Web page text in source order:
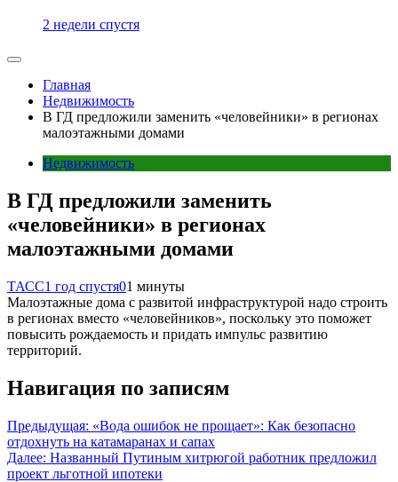
2 недели спустя
Главная
Недвижимость
В ГД предложили заменить «человейники» в регионах
малоэтажными домами
Недвижимость
В ГД предложили заменить
«человейники» в регионах
малоэтажными домами
ТАСС1 год спустя01 минуты
Малоэтажные дома с развитой инфраструктурой надо строить
в регионах вместо «человейников», поскольку это поможет
повысить рождаемость и придать импульс развитию
территорий.
Навигация по записям
Предыдущая: «Вода ошибок не прощает»: Как безопасно
отдохнуть на катамаранах и сапах
Далее: Названный Путиным хитрюгой работник предложил
проект льготной ипотеки